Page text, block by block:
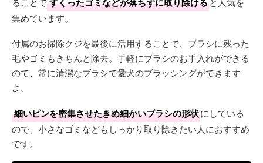
集めています。
付属のお掃除クジを最後に活用することで、ブラシに残った
毛やゴミもきちんと除去。手軽にブラシのお手入れができる
ので、常に清潔なブラシで愛犬のブラッシングができます
よ。
細いピンを密集させたきめ細かいブラシの形状にしている
ので、小さなゴミなどもしっかり取り除きたい人におすすめ
です。